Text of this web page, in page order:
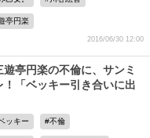
亭円楽
2016/06/30 12:00
亭円楽の不倫に、サンミ
！「ベッキー引き合いに出
ッキー 不倫